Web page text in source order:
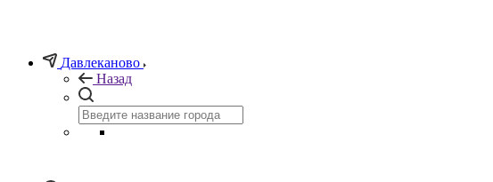
Давлеканово
Назад